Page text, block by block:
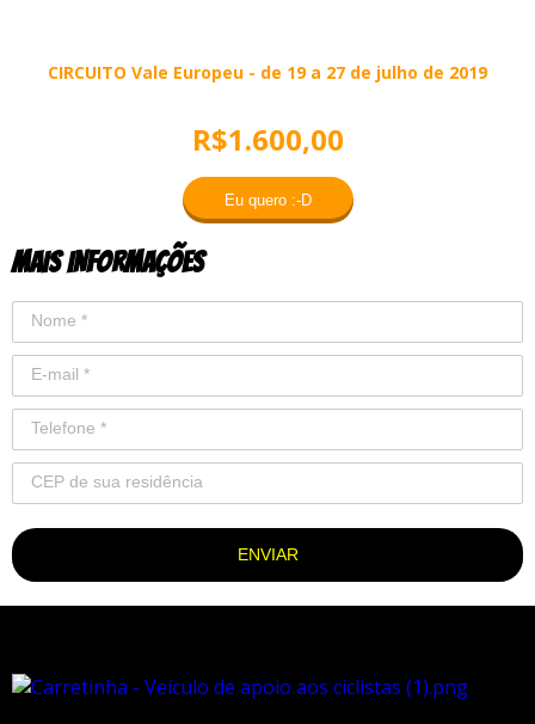
CIRCUITO Vale Europeu - de 19 a 27 de julho de 2019
R$1.600,00
Eu quero :-D
MAIS INFORMAÇÕES
ENVIAR